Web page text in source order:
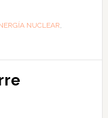
NUCLEAR,